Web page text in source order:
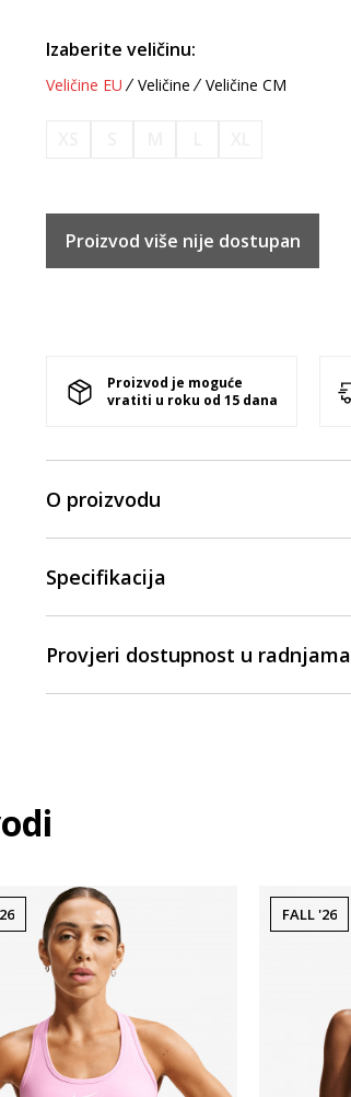
Izaberite veličinu:
Veličine EU Veličine Veličine CM
Proizvod više nije dostupan
Proizvod je moguće
vratiti u roku od 15 dana
O proizvodu
Specifikacija
Provjeri dostupnost u radnjama
FALL '26